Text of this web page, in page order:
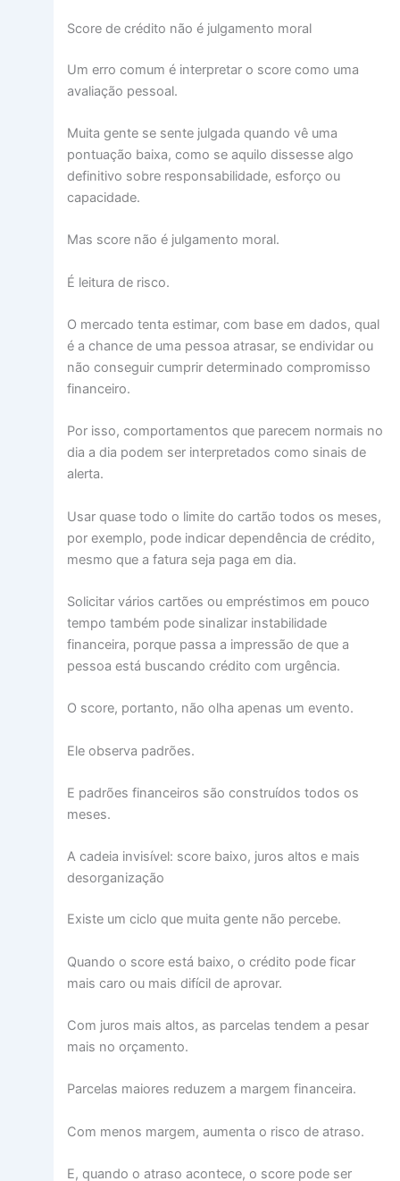
Score de crédito não é julgamento moral
Um erro comum é interpretar o score como uma
avaliação pessoal.
Muita gente se sente julgada quando vê uma
pontuação baixa, como se aquilo dissesse algo
definitivo sobre responsabilidade, esforço ou
capacidade.
Mas score não é julgamento moral.
É leitura de risco.
O mercado tenta estimar, com base em dados, qual
é a chance de uma pessoa atrasar, se endividar ou
não conseguir cumprir determinado compromisso
financeiro.
Por isso, comportamentos que parecem normais no
dia a dia podem ser interpretados como sinais de
alerta.
Usar quase todo o limite do cartão todos os meses,
por exemplo, pode indicar dependência de crédito,
mesmo que a fatura seja paga em dia.
Solicitar vários cartões ou empréstimos em pouco
tempo também pode sinalizar instabilidade
financeira, porque passa a impressão de que a
pessoa está buscando crédito com urgência.
O score, portanto, não olha apenas um evento.
Ele observa padrões.
E padrões financeiros são construídos todos os
meses.
A cadeia invisível: score baixo, juros altos e mais
desorganização
Existe um ciclo que muita gente não percebe.
Quando o score está baixo, o crédito pode ficar
mais caro ou mais difícil de aprovar.
Com juros mais altos, as parcelas tendem a pesar
mais no orçamento.
Parcelas maiores reduzem a margem financeira.
Com menos margem, aumenta o risco de atraso.
E, quando o atraso acontece, o score pode ser